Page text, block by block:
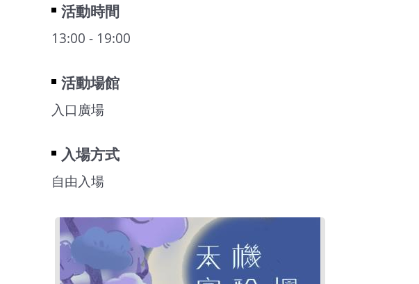
活動時間
13:00 - 19:00
活動場館
入口廣場
入場方式
自由入場